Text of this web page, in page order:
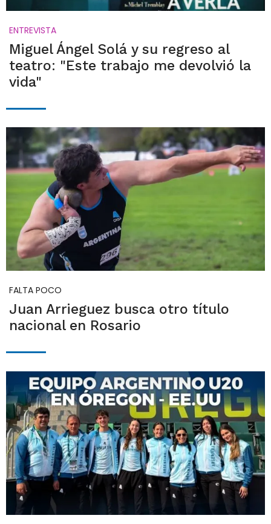
ENTREVISTA
Miguel Ángel Solá y su regreso al
teatro: "Este trabajo me devolvió la
vida"
FALTA POCO
Juan Arrieguez busca otro título
nacional en Rosario